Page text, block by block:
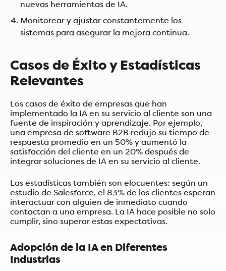
nuevas herramientas de IA.
Monitorear y ajustar constantemente los
sistemas para asegurar la mejora continua.
Casos de Éxito y Estadísticas
Relevantes
Los casos de éxito de empresas que han
implementado la IA en su servicio al cliente son una
fuente de inspiración y aprendizaje. Por ejemplo,
una empresa de software B2B redujo su tiempo de
respuesta promedio en un 50% y aumentó la
satisfacción del cliente en un 20% después de
integrar soluciones de IA en su servicio al cliente.
Las estadísticas también son elocuentes: según un
estudio de Salesforce, el 83% de los clientes esperan
interactuar con alguien de inmediato cuando
contactan a una empresa. La IA hace posible no solo
cumplir, sino superar estas expectativas.
Adopción de la IA en Diferentes
Industrias